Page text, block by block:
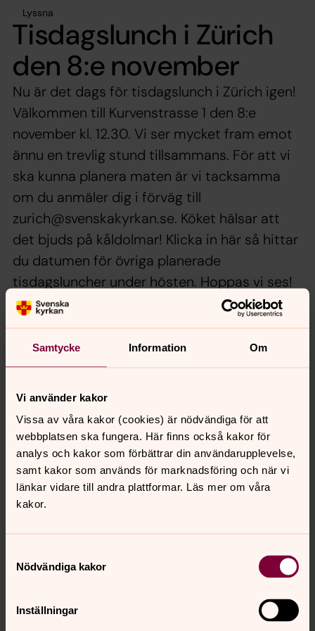
Samtycke Information Om
Vi använder kakor
Vissa av våra kakor (cookies) är nödvändiga för att
webbplatsen ska fungera. Här finns också kakor för
analys och kakor som förbättrar din användarupplevelse,
samt kakor som används för marknadsföring och när vi
länkar vidare till andra plattformar. Läs mer om våra
kakor.
Nödvändiga kakor
Inställningar
Lyssna
Tisdagslunch i Zürich
den 8:e november
Nu är det dags för tisdagslunch i Zürich igen!
Välkommen till Kurvenstrasse 1 den 8:e
november kl. 12.30. Vi ser mycket fram emot
ännu en trevlig stund tillsammans. För att vi
ska kunna planera maten är vi tacksamma
om du anmäler dig i förväg till
zurich@svenskakyrkan.se. Köket hälsar att
det bjuds på kåldolmar! Klicka in här så hittar
du datumen för övriga planerade
tisdagsluncher under hösten. Hoppas vi ses!
Tisdagsluncherna i församlingshemmet i Zürich är en
trevlig tradition som vi värnar om. Det ger oss tillfälle att
organisera så fundera gärna över om du kan tänka dig
Planerade luncher i Zürich hösten 2022
13:e september
11:e oktober